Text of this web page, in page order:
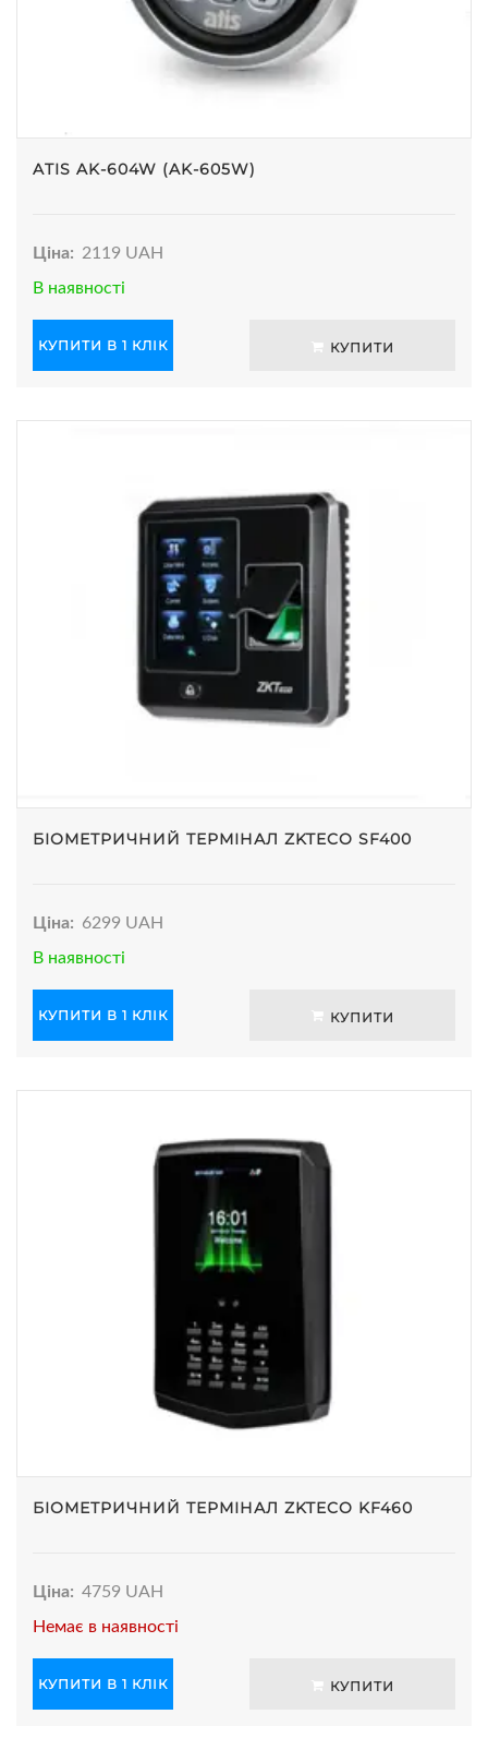
ATIS AK-604W (AK-605W)
Ціна: 2119 UAH
В наявності
КУПИТИ В 1 КЛІК КУПИТИ
БІОМЕТРИЧНИЙ ТЕРМІНАЛ ZKTECO SF400
Ціна: 6299 UAH
В наявності
КУПИТИ В 1 КЛІК КУПИТИ
БІОМЕТРИЧНИЙ ТЕРМІНАЛ ZKTECO KF460
Ціна: 4759 UAH
Немає в наявності
КУПИТИ В 1 КЛІК КУПИТИ